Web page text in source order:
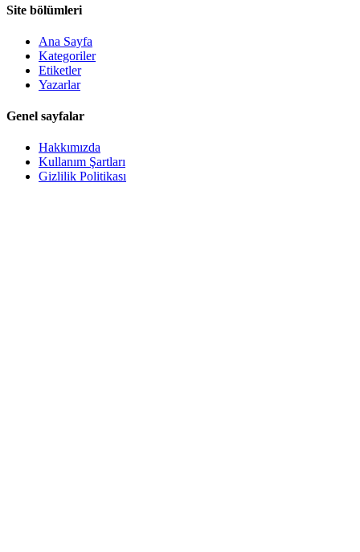
Site bölümleri
Ana Sayfa
Kategoriler
Etiketler
Yazarlar
Genel sayfalar
Hakkımızda
Kullanım Şartları
Gizlilik Politikası